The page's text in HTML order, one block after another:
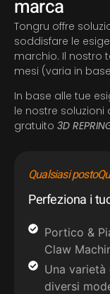
marca
Tongru offre
soddisfare le
marchio. Il nostro
mesi (varia in
In base alle tue
le nostre soluzioni
gratuito 3D
Qualsiasi posto
Perfeziona i
Portico &
Claw
Una
diversi